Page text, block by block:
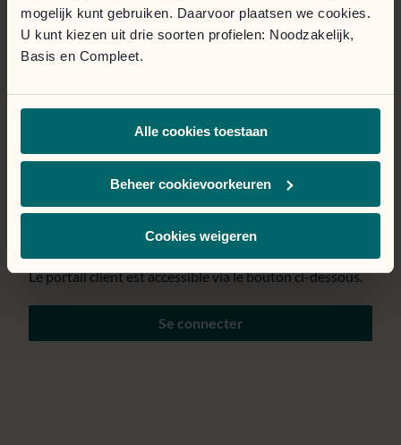
mogelijk kunt gebruiken. Daarvoor plaatsen we cookies.
U kunt kiezen uit drie soorten profielen: Noodzakelijk,
Basis en Compleet.
Alle cookies toestaan
Beheer cookievoorkeuren
Cookies weigeren
Page temporairement
indisponible.
Nous mettons tout en œuvre pour résoudre le problème
au plus vite. Nous nous excusons pour la gêne
Le portail client est accessible via le bouton ci-dessous.
Se connecter